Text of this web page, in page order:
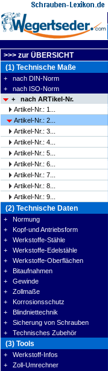
>>> zur ÜBERSICHT
(1) Technische Maße
+ nach DIN-Norm
+ nach ISO-Norm
+ nach ARTikel-Nr.
Artikel-Nr.: 1...
Artikel-Nr.: 2...
Artikel-Nr.: 3...
Artikel-Nr.: 4...
Artikel-Nr.: 5...
Artikel-Nr.: 6...
Artikel-Nr.: 7...
Artikel-Nr.: 8...
Artikel-Nr.: 9...
(2) Technische Daten
+ Normung
+ Kopf-und Antriebsform
+ Werkstoffe-Stähle
+ Werkstoffe-Edelstähle
+ Werkstoffe-Oberflächen
+ Bitaufnahmen
+ Gewinde
+ Zollmaße
+ Korrosionsschutz
+ Blindniettechnik
+ Sicherung von Schrauben
+ Technisches Zubehör
(3) Tools
+ Werkstoff-Infos
+ Zoll-Umrechner